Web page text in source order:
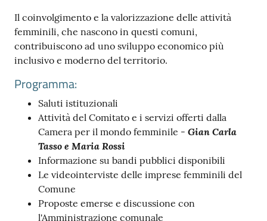
La
Camera
Prenota
zione
on line
Il coinvolgimento e la valorizzazione delle attività
femminili, che nascono in questi comuni,
contribuiscono ad uno sviluppo economico più
inclusivo e moderno del territorio.
Programma:
Saluti istituzionali
Attività del Comitato e i servizi offerti dalla
Camera per il mondo femminile - Gian Carla
Tasso e Maria Rossi
Informazione su bandi pubblici disponibili
Le videointerviste delle imprese femminili del
Comune
Proposte emerse e discussione con
l'Amministrazione comunale